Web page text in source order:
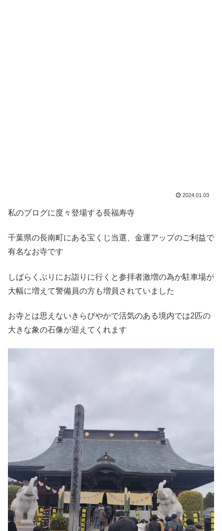
2024.01.03
私のブログに度々登場する長福寿寺
千葉県の長南町にある宝くじ当選、金運アップのご利益で
有名なお寺です
しばらくぶりにお詣りに行くと参拝者激増の為か駐車場が
大幅に増えて警備員の方も増員されていました
お寺とは思えないきらびやかで活気のある境内では2匹の
大きな象の石像が迎えてくれます